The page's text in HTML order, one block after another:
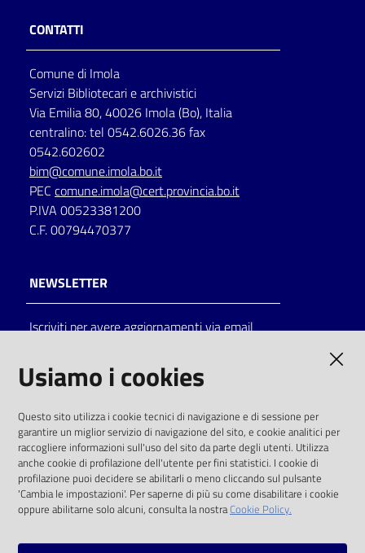
CONTATTI
Comune di Imola
Servizi Bibliotecari e archivistici
Via Emilia 80, 40026 Imola (Bo), Italia
centralino: tel 0542.6026.36 fax
0542.602602
bim@comune.imola.bo.it
PEC comune.imola@cert.provincia.bo.it
P.IVA 00523381200
C.F. 00794470377
NEWSLETTER
Iscriviti per avere aggiornamenti via email
solo alle condizioni previste dalla direttiva
comunitaria 2003/98/CE e dal d.lgs. 36/2006
SOCIAL
Instagram
Usiamo i cookies
Questo sito utilizza i cookie tecnici di navigazione e di sessione per
garantire un miglior servizio di navigazione del sito, e cookie analitici per
raccogliere informazioni sull'uso del sito da parte degli utenti. Utilizza
anche cookie di profilazione dell'utente per fini statistici. I cookie di
profilazione puoi decidere se abilitarli o meno cliccando sul pulsante
'Cambia le impostazioni'. Per saperne di più su come disabilitare i cookie
oppure abilitarne solo alcuni, consulta la nostraCookie Policy.